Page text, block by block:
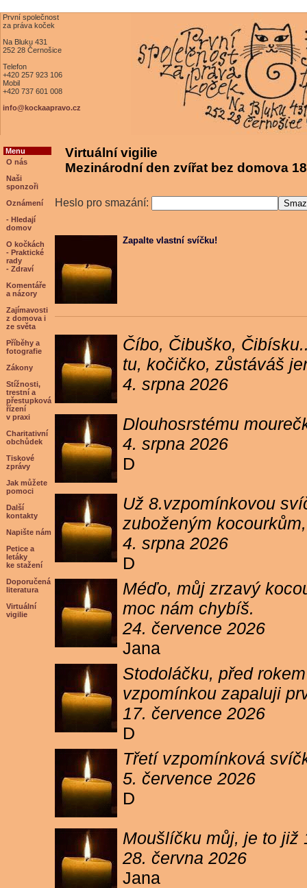
První společnost
za práva koček
Na Bluku 431
252 28 Černošice
Telefon
+420 257 923 106
Mobil
+420 737 601 008
info@kockaapravo.cz
Menu
O nás
Naši
sponzoři
Oznámení
- Hledají
domov
O kočkách
- Praktické
rady
- Zdraví
Komentáře
a názory
Zajímavosti
z domova i
ze světa
Příběhy a
fotografie
Zákony
Stížnosti,
trestní a
přestupková
řízení
v praxi
Charitativní
obchůdek
Tiskové
zprávy
Jak můžete
pomoci
Další
kontakty
Napište nám
Petice a
letáky
ke stažení
Doporučená
literatura
Virtuální
vigilie
Virtuální vigilie
Mezinárodní den zvířat bez domova
Heslo pro smazání:
Zapalte vlastní svíčku!
Číbo, Čibuško,
tu, kočičko, zůstáváš
4. srpna 2026
Dlouhosrstému
4. srpna 2026
D
Už 8.vzpomínkovou
zuboženým
4. srpna 2026
D
Méďo, můj zrzavý
moc nám chybíš.
24. července 2026
Jana
Stodoláčku, před
vzpomínkou zapaluji
17. července 2026
D
Třetí vzpomínková
5. července 2026
D
Moušlíčku můj, je to již
28. června 2026
Jana